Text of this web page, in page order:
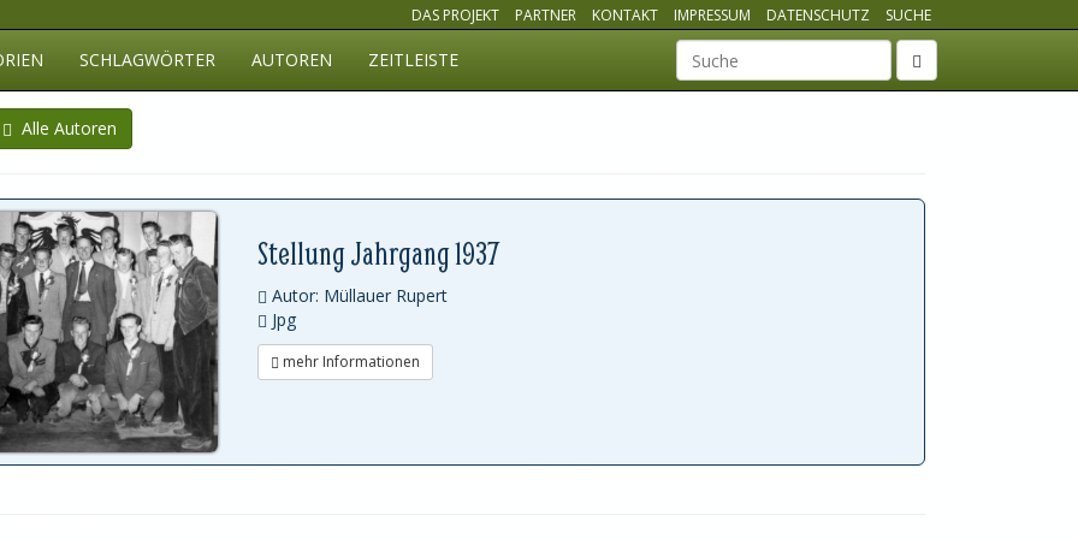
DAS PROJEKT PARTNER KONTAKT IMPRESSUM DATENSCHUTZ SUCHE
SCHLAGWÖRTER AUTOREN ZEITLEISTE Suchbegriff
Alle Autoren
Stellung Jahrgang 1937
Autor: Müllauer Rupert
Jpg
mehr Informationen